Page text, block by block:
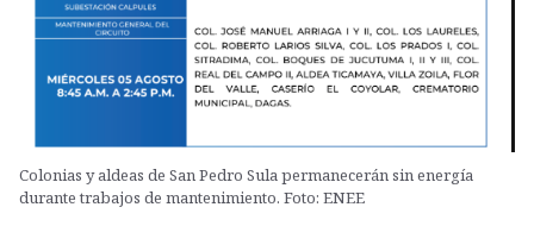
Colonias y aldeas de San Pedro Sula permanecerán sin energía
durante trabajos de mantenimiento. Foto: ENEE